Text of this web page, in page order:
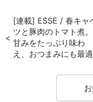
[連載] ESSE / 春キャ
ツと豚肉のトマト煮。
甘みをたっぷり味わ
え、おつまみにも最適